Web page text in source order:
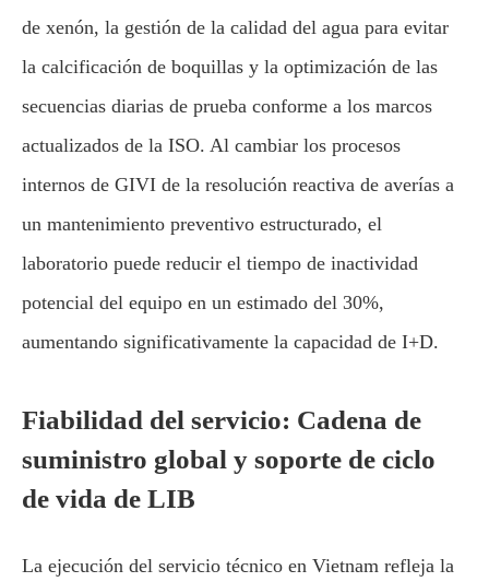
de xenón, la gestión de la calidad del agua para evitar
la calcificación de boquillas y la optimización de las
secuencias diarias de prueba conforme a los marcos
actualizados de la ISO. Al cambiar los procesos
internos de GIVI de la resolución reactiva de averías a
un mantenimiento preventivo estructurado, el
laboratorio puede reducir el tiempo de inactividad
potencial del equipo en un estimado del 30%,
aumentando significativamente la capacidad de I+D.
Fiabilidad del servicio: Cadena de
suministro global y soporte de ciclo
de vida de LIB
La ejecución del servicio técnico en Vietnam refleja la